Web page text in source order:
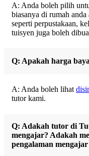
A: Anda boleh pilih
biasanya di rumah anda
seperti perpustakaan,
tuisyen juga boleh
Q: Apakah harga
A: Anda boleh lihat
tutor kami.
Q: Adakah tutor di
mengajar? Adakah
pengalaman